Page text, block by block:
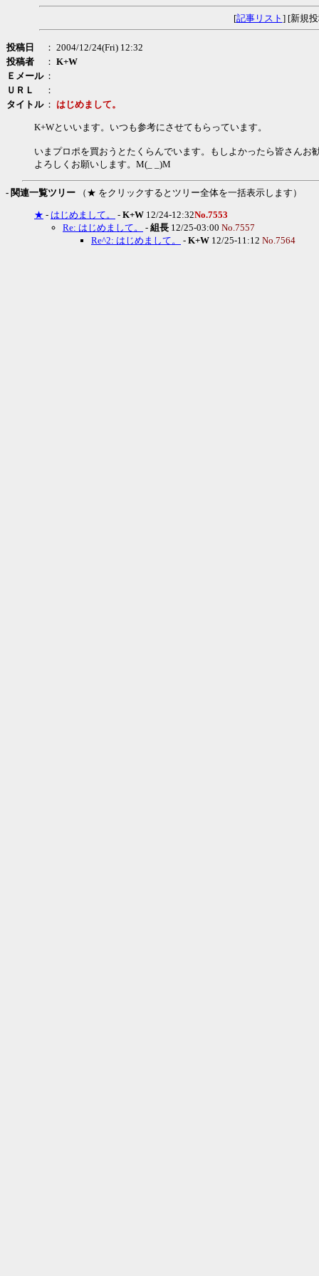
[記事リスト ] [新規
投稿日
： 2004/12/24(Fri) 12:32
投稿者
： K+W
Ｅメール ：
ＵＲＬ
：
タイトル ： はじめまして。
K+Wといいます。いつも参考にさせてもらっています。
いまプロポを買おうとたくらんでいます。もしよかったら皆さん
よろしくお願いします。M(_ _)M
- 関連一覧ツリー （★ をクリックするとツリー全体を一括表示します）
★ - はじめまして。 - K+W 12/24-12:32No.7553
Re: はじめまして。
- 組長 12/25-03:00 No.7557
Re^2: はじめまして。
- K+W 12/25-11:12 No.7564